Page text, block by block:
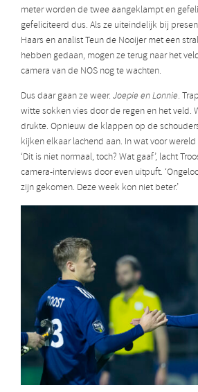
meter worden de twee aangeklampt en
gefeliciteerd dus. Als ze uiteindelijk bij
Haars en analist Teun de Nooijer met een
hebben gedaan, mogen ze terug naar het
camera van de NOS nog te wachten.
Dus daar gaan ze weer. Joepie en Lonnie.
witte sokken vies door de regen en het veld.
drukte. Opnieuw de klappen op de
kijken elkaar lachend aan. In wat voor
‘Dit is niet normaal, toch? Wat gaaf’, lacht
camera-interviews door even uitpuft.
zijn gekomen. Deze week kon niet beter.’